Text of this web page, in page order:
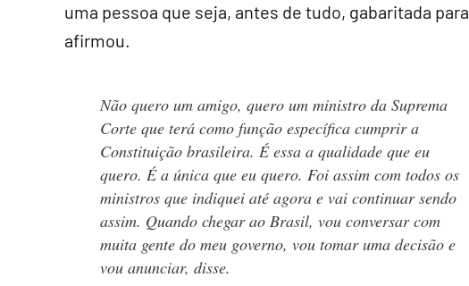
uma pessoa que seja, antes de tudo, gabaritada
afirmou.
Não quero um amigo, quero um ministro da Suprema
Corte que terá como função específica cumprir a
Constituição brasileira. É essa a qualidade que eu
quero. É a única que eu quero. Foi assim com todos os
ministros que indiquei até agora e vai continuar sendo
assim. Quando chegar ao Brasil, vou conversar com
muita gente do meu governo, vou tomar uma decisão e
vou anunciar, disse.